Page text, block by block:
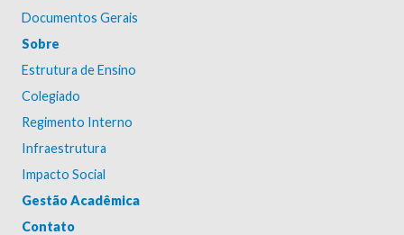
Documentos Gerais
Sobre
Estrutura de Ensino
Colegiado
Regimento Interno
Infraestrutura
Impacto Social
Gestão Acadêmica
Contato